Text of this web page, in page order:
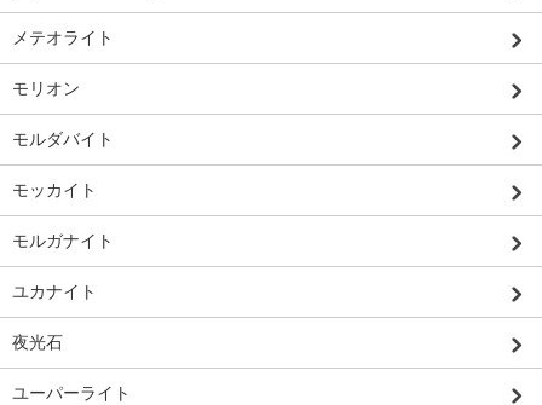
メテオライト
モリオン
モルダバイト
モッカイト
モルガナイト
ユカナイト
夜光石
ユーパーライト